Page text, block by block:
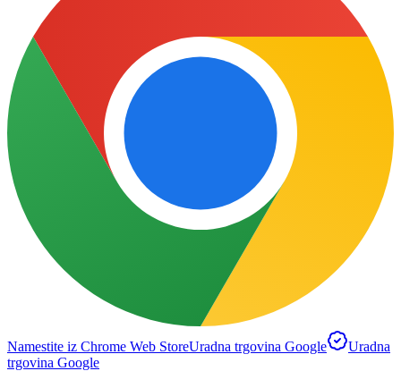
Namestite iz Chrome Web StoreUradna trgovina Google
Uradna
trgovina Google